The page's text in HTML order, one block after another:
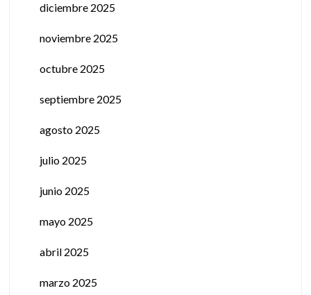
diciembre 2025
noviembre 2025
octubre 2025
septiembre 2025
agosto 2025
julio 2025
junio 2025
mayo 2025
abril 2025
marzo 2025